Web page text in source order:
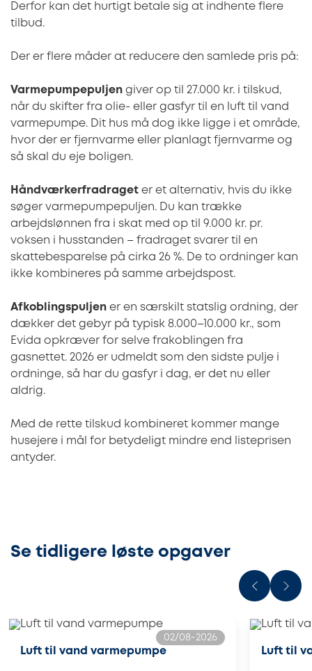
Derfor kan det hurtigt betale sig at indhente flere
tilbud.
Der er flere måder at reducere den samlede pris på:
Varmepumpepuljen giver op til 27.000 kr. i tilskud,
når du skifter fra olie- eller gasfyr til en luft til vand
varmepumpe. Dit hus må dog ikke ligge i et område,
hvor der er fjernvarme eller planlagt fjernvarme og
så skal du eje boligen.
Håndværkerfradraget er et alternativ, hvis du ikke
søger varmepumpepuljen. Du kan trække
arbejdslønnen fra i skat med op til 9.000 kr. pr.
voksen i husstanden – fradraget svarer til en
skattebesparelse på cirka 26 %. De to ordninger kan
ikke kombineres på samme arbejdspost.
Afkoblingspuljen er en særskilt statslig ordning, der
dækker det gebyr på typisk 8.000–10.000 kr., som
Evida opkræver for selve frakoblingen fra
gasnettet. 2026 er udmeldt som den sidste pulje i
ordninge, så har du gasfyr i dag, er det nu eller
aldrig.
Med de rette tilskud kombineret kommer mange
husejere i mål for betydeligt mindre end listeprisen
antyder.
Se tidligere løste opgaver
02/08-2026
Luft til vand varmepumpe Luft til